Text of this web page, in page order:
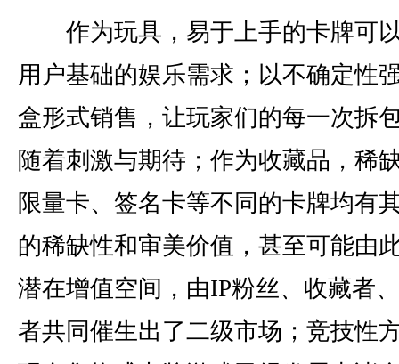
作为玩具，易于上手的卡牌可
用户基础的娱乐需求；以不确定性
盒形式销售，让玩家们的每一次拆
随着刺激与期待；作为收藏品，稀
限量卡、签名卡等不同的卡牌均有
的稀缺性和审美价值，甚至可能由
潜在增值空间，由IP粉丝、收藏者
者共同催生出了二级市场；竞技性